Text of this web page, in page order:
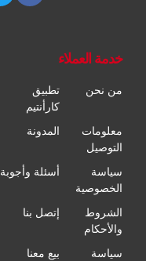
خدمة العملاء
من نحن
تطبيق
كارأنتيم
معلومات
التوصيل
المدونة
سياسة
الخصوصية
أسئلة وأجوبة
الشروط
والأحكام
إتصل بنا
سياسة بيع معنا